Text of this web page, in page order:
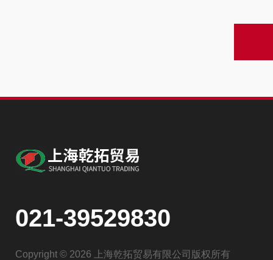
021-39529830
Copyright © 2026 上海乾拓贸易有限公司版权所有